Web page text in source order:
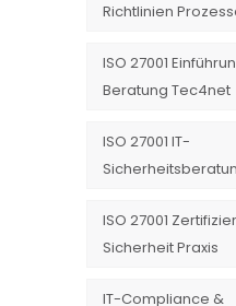
Richtlinien
ISO 27001
Beratung Tec4net
ISO 27001 IT-
ISO 27001
Sicherheit Praxis
IT-Compliance &